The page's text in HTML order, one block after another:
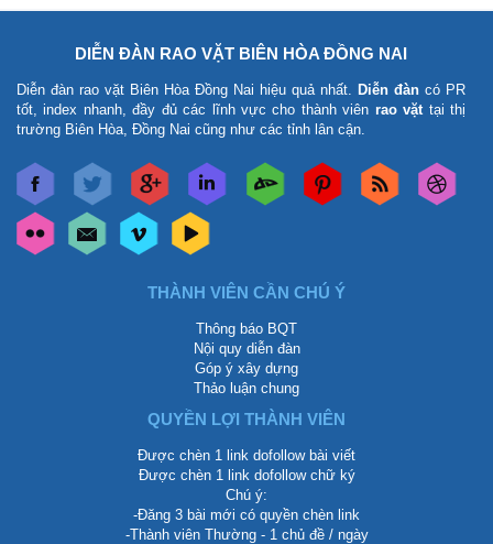
DIỄN ĐÀN RAO VẶT BIÊN HÒA ĐỒNG NAI
Diễn đàn rao vặt Biên Hòa Đồng Nai hiệu quả nhất. Diễn đàn có PR
tốt, index nhanh, đầy đủ các lĩnh vực cho thành viên rao vặt tại thị
trường Biên Hòa, Đồng Nai cũng như các tỉnh lân cận.
THÀNH VIÊN CẦN CHÚ Ý
Thông báo BQT
Nội quy diễn đàn
Góp ý xây dựng
Thảo luận chung
QUYỀN LỢI THÀNH VIÊN
Được chèn 1 link dofollow bài viết
Được chèn 1 link dofollow chữ ký
Chú ý:
-Đăng 3 bài mới có quyền chèn link
-Thành viên Thường - 1 chủ đề / ngày